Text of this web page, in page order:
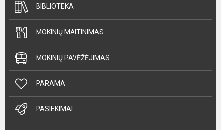
BIBLIOTEKA
MOKINIŲ MAITINIMAS
MOKINIŲ PAVĖŽĖJIMAS
PARAMA
PASIEKIMAI